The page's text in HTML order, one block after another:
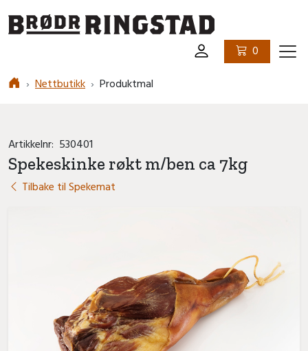
0
Nettbutikk
Produktmal
Artikkelnr: 530401
Spekeskinke røkt m/ben ca 7kg
Tilbake til Spekemat